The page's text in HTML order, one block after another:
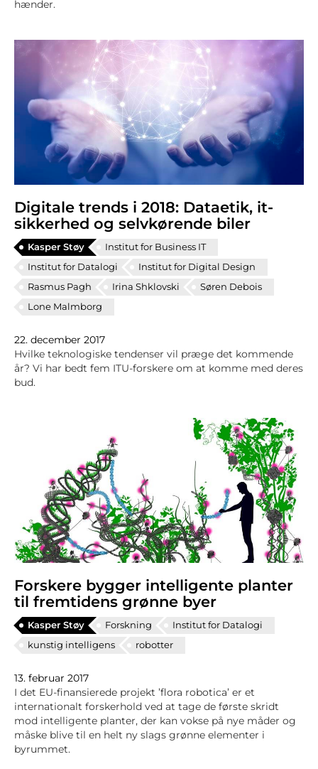
hænder.
Digitale trends i 2018: Dataetik, it-
sikkerhed og selvkørende biler
Kasper Støy
Institut for Business IT
Institut for Datalogi
Institut for Digital Design
Rasmus Pagh
Irina Shklovski
Søren Debois
Lone Malmborg
22. december 2017
Hvilke teknologiske tendenser vil præge det kommende
år? Vi har bedt fem ITU-forskere om at komme med deres
bud.
Forskere bygger intelligente planter
til fremtidens grønne byer
Kasper Støy Forskning
Institut for Datalogi
kunstig intelligens
robotter
13. februar 2017
I det EU-finansierede projekt ’flora robotica’ er et
internationalt forskerhold ved at tage de første skridt
mod intelligente planter, der kan vokse på nye måder og
måske blive til en helt ny slags grønne elementer i
byrummet.